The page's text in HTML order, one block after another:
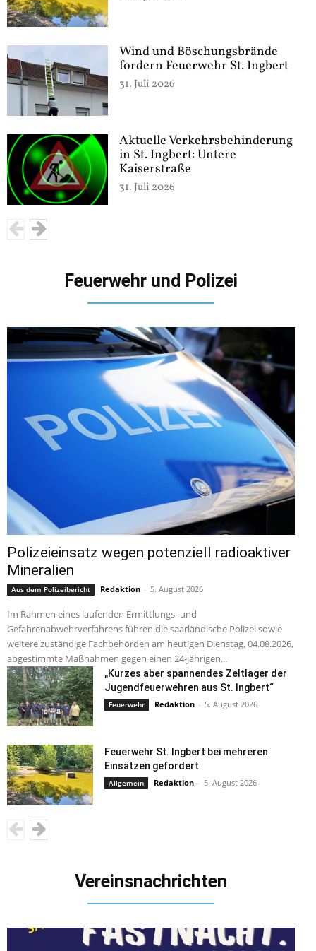
Wind und Böschungsbrände
fordern Feuerwehr St. Ingbert
31. Juli 2026
Aktuelle Verkehrsbehinderung
in St. Ingbert: Untere
Kaiserstraße
31. Juli 2026
Feuerwehr und Polizei
Polizeieinsatz wegen potenziell radioaktiver
Mineralien
Aus dem Polizeibericht Redaktion - 5. August 2026
Im Rahmen eines laufenden Ermittlungs- und
Gefahrenabwehrverfahrens führen die saarländische Polizei sowie
weitere zuständige Fachbehörden am heutigen Dienstag, 04.08.2026,
abgestimmte Maßnahmen gegen einen 24-jährigen...
„Kurzes aber spannendes Zeltlager der
Jugendfeuerwehren aus St. Ingbert“
Feuerwehr Redaktion - 5. August 2026
Feuerwehr St. Ingbert bei mehreren
Einsätzen gefordert
Allgemein Redaktion - 5. August 2026
Vereinsnachrichten